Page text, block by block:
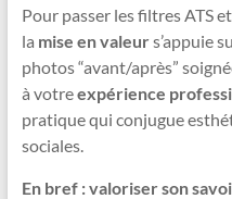
Pour passer les filtres ATS
la mise en valeurs’appuie
photos “avant/après”
à votreexpérience
pratique qui conjugue
sociales.
En bref : valoriser son